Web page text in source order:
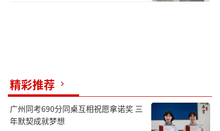
精彩推荐
广州同考690分同桌互相祝愿拿诺奖 三
年默契成就梦想